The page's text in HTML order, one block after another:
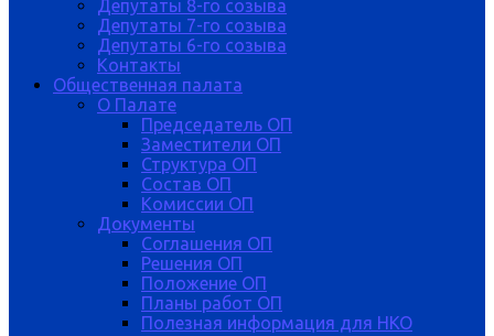
Депутаты 8-го созыва
Депутаты 7-го созыва
Депутаты 6-го созыва
Контакты
Общественная палата
О Палате
Председатель ОП
Заместители ОП
Структура ОП
Состав ОП
Комиссии ОП
Документы
Соглашения ОП
Решения ОП
Положение ОП
Планы работ ОП
Полезная информация для НКО